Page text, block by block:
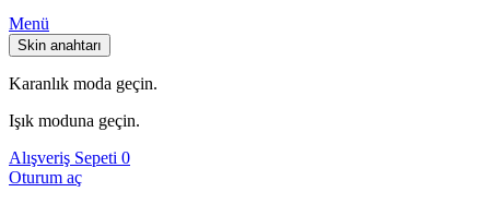
Menü
Skin anahtarı
Karanlık moda geçin.
Işık moduna geçin.
Alışveriş Sepeti 0
Oturum aç